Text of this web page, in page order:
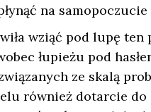
na
wziąć pod lupę
łupieżu pod
ze skalą
również dotarcie